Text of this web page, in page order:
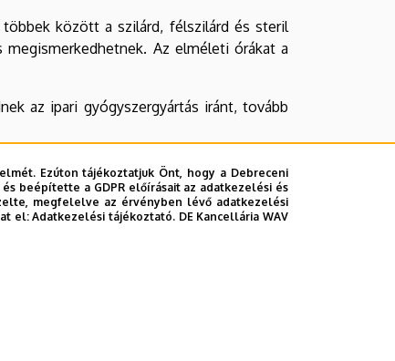
között a szilárd, félszilárd és steril
Az elméleti órákat a
az ipari gyógyszergyártás iránt, tovább
Ezúton tájékoztatjuk Önt, hogy a Debreceni
beépítette a GDPR előírásait az adatkezelési és
megfelelve az érvényben lévő adatkezelési
el:Adatkezelési tájékoztató. DE Kancellária WAV